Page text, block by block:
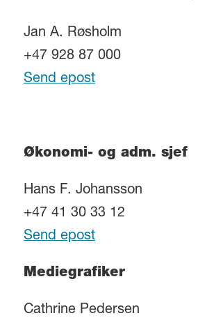
Jan A. Røsholm
+47 928 87 000
Send epost
Økonomi- og adm. sjef
Hans F. Johansson
+47 41 30 33 12
Send epost
Mediegrafiker
Cathrine Pedersen